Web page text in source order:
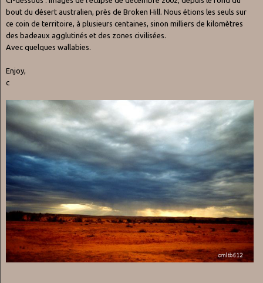
bout du désert australien, près de Broken Hill. Nous étions les seuls sur
ce coin de territoire, à plusieurs centaines, sinon milliers de kilomètres
des badeaux agglutinés et des zones civilisées.
Avec quelques wallabies.
Enjoy,
c